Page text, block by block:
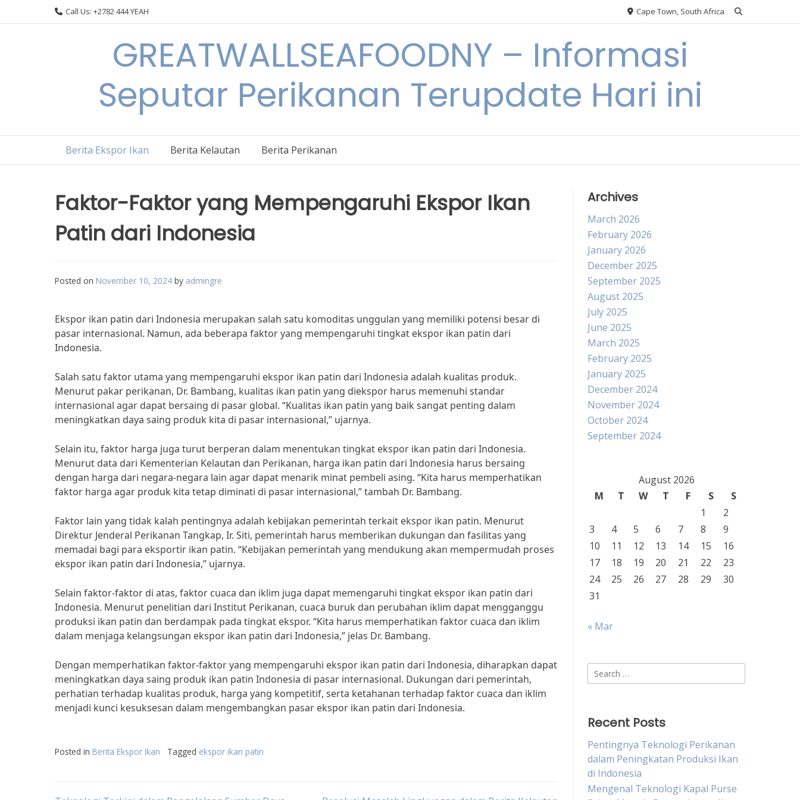
Call Us: +2782 444 YEAH Cape Town, South Africa
GREATWALLSEAFOODNY – Informasi
Seputar Perikanan Terupdate Hari ini
Berita Ekspor Ikan Berita Kelautan Berita Perikanan
Faktor-Faktor yang Mempengaruhi Ekspor Ikan
Patin dari Indonesia
Posted on November 10, 2024 by admingre
Ekspor ikan patin dari Indonesia merupakan salah satu komoditas unggulan yang memiliki potensi besar di
pasar internasional. Namun, ada beberapa faktor yang mempengaruhi tingkat ekspor ikan patin dari
Indonesia.
Salah satu faktor utama yang mempengaruhi ekspor ikan patin dari Indonesia adalah kualitas produk.
Menurut pakar perikanan, Dr. Bambang, kualitas ikan patin yang diekspor harus memenuhi standar
internasional agar dapat bersaing di pasar global. “Kualitas ikan patin yang baik sangat penting dalam
meningkatkan daya saing produk kita di pasar internasional,” ujarnya.
Selain itu, faktor harga juga turut berperan dalam menentukan tingkat ekspor ikan patin dari Indonesia.
Menurut data dari Kementerian Kelautan dan Perikanan, harga ikan patin dari Indonesia harus bersaing
dengan harga dari negara-negara lain agar dapat menarik minat pembeli asing. “Kita harus memperhatikan
faktor harga agar produk kita tetap diminati di pasar internasional,” tambah Dr. Bambang.
Faktor lain yang tidak kalah pentingnya adalah kebijakan pemerintah terkait ekspor ikan patin. Menurut
Direktur Jenderal Perikanan Tangkap, Ir. Siti, pemerintah harus memberikan dukungan dan fasilitas yang
memadai bagi para eksportir ikan patin. “Kebijakan pemerintah yang mendukung akan mempermudah proses
ekspor ikan patin dari Indonesia,” ujarnya.
Selain faktor-faktor di atas, faktor cuaca dan iklim juga dapat memengaruhi tingkat ekspor ikan patin dari
Indonesia. Menurut penelitian dari Institut Perikanan, cuaca buruk dan perubahan iklim dapat mengganggu
produksi ikan patin dan berdampak pada tingkat ekspor. “Kita harus memperhatikan faktor cuaca dan iklim
dalam menjaga kelangsungan ekspor ikan patin dari Indonesia,” jelas Dr. Bambang.
Dengan memperhatikan faktor-faktor yang mempengaruhi ekspor ikan patin dari Indonesia, diharapkan dapat
meningkatkan daya saing produk ikan patin Indonesia di pasar internasional. Dukungan dari pemerintah,
perhatian terhadap kualitas produk, harga yang kompetitif, serta ketahanan terhadap faktor cuaca dan iklim
menjadi kunci kesuksesan dalam mengembangkan pasar ekspor ikan patin dari Indonesia.
Posted in Berita Ekspor Ikan Tagged ekspor ikan patin
Archives
March 2026
February 2026
January 2026
December 2025
September 2025
August 2025
July 2025
June 2025
March 2025
February 2025
January 2025
December 2024
November 2024
October 2024
September 2024
August 2026
M
T W T F S
S
1
2
3
4 5 6 7 8
9
10
11 12 13 14 15
16
17
18 19 20 21 22
23
24
25 26 27 28 29
30
31
« Mar
Search
for:
Recent Posts
Pentingnya Teknologi Perikanan
dalam Peningkatan Produksi Ikan
di Indonesia
Mengenal Teknologi Kapal Purse